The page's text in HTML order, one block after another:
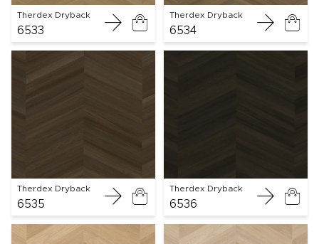
Therdex Dryback
6533
Therdex Dryback
6534
Therdex Dryback
6535
Therdex Dryback
6536